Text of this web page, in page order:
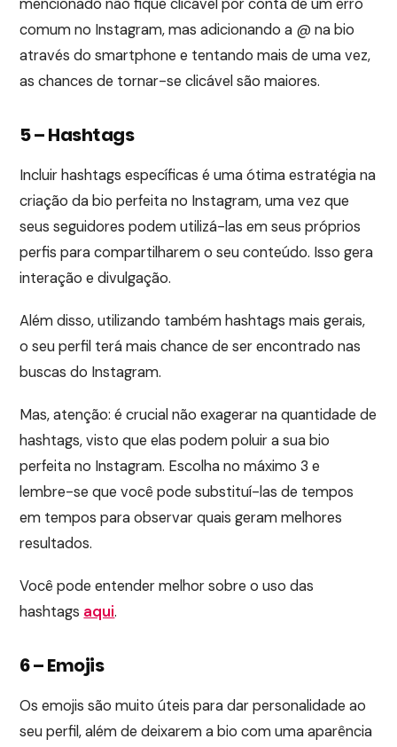
mencionado não fique clicável por conta de um erro
comum no Instagram, mas adicionando a @ na bio
através do smartphone e tentando mais de uma vez,
as chances de tornar-se clicável são maiores.
5 – Hashtags
Incluir hashtags específicas é uma ótima estratégia na
criação da bio perfeita no Instagram, uma vez que
seus seguidores podem utilizá-las em seus próprios
perfis para compartilharem o seu conteúdo. Isso gera
interação e divulgação.
Além disso, utilizando também hashtags mais gerais,
o seu perfil terá mais chance de ser encontrado nas
buscas do Instagram.
Mas, atenção: é crucial não exagerar na quantidade de
hashtags, visto que elas podem poluir a sua bio
perfeita no Instagram. Escolha no máximo 3 e
lembre-se que você pode substituí-las de tempos
em tempos para observar quais geram melhores
resultados.
Você pode entender melhor sobre o uso das
hashtags aqui.
6 – Emojis
Os emojis são muito úteis para dar personalidade ao
seu perfil, além de deixarem a bio com uma aparência